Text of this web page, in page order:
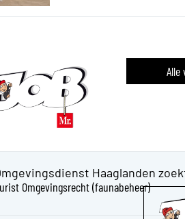
Alle
Haaglanden
Omgevingsrecht (faunabeheer)